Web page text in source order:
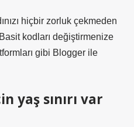
hiçbir zorluk çekmeden
kodları değiştirmenize
gibi Blogger ile
yaş sınırı var